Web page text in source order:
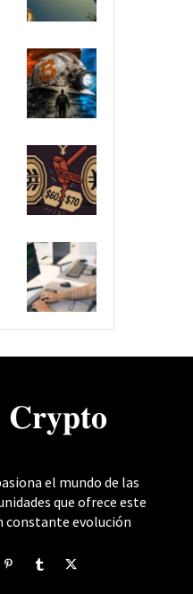
𝐂𝐫𝐲𝐩𝐭𝐨
el mundo de las
que ofrece este
constante evolución